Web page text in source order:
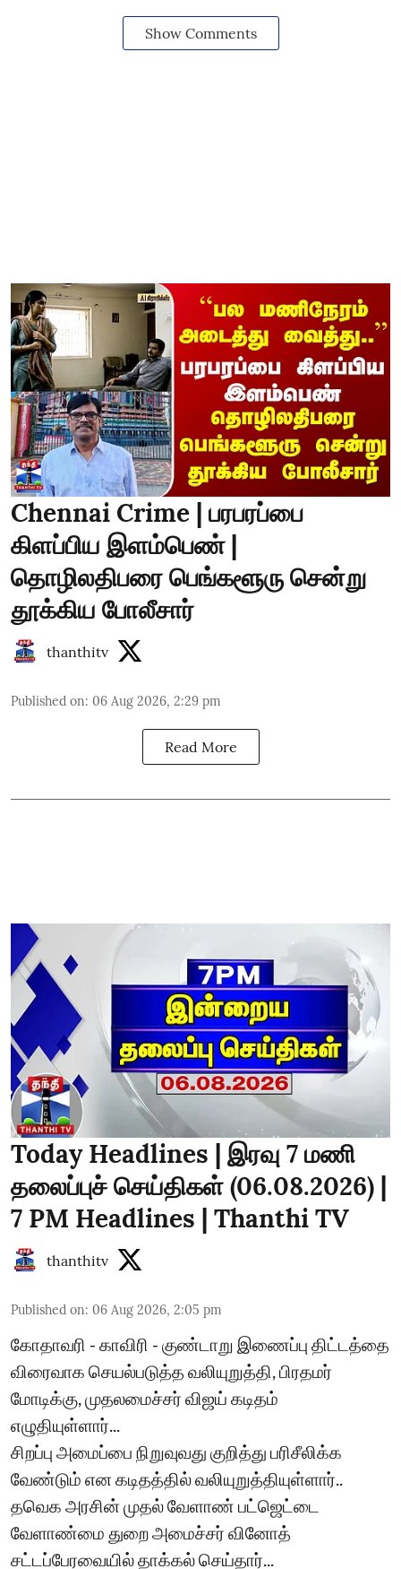
Show Comments
Chennai Crime | பரபரப்பை
கிளப்பிய இளம்பெண் |
தொழிலதிபரை பெங்களூரு சென்று
தூக்கிய போலீசார்
thanthitv
Published on: 06 Aug 2026, 2:29 pm
Read More
Today Headlines | இரவு 7 மணி
தலைப்புச் செய்திகள் (06.08.2026) |
7 PM Headlines | Thanthi TV
thanthitv
Published on: 06 Aug 2026, 2:05 pm
கோதாவரி - காவிரி - குண்டாறு இணைப்பு திட்டத்தை
விரைவாக செயல்படுத்த வலியுறுத்தி, பிரதமர்
மோடிக்கு, முதலமைச்சர் விஜய் கடிதம்
எழுதியுள்ளார்...
சிறப்பு அமைப்பை நிறுவுவது குறித்து பரிசீலிக்க
வேண்டும் என கடிதத்தில் வலியுறுத்தியுள்ளார்..
தவெக அரசின் முதல் வேளாண் பட்ஜெட்டை
வேளாண்மை துறை அமைச்சர் வினோத்
சட்டப்பேரவையில் தாக்கல் செய்தார்...